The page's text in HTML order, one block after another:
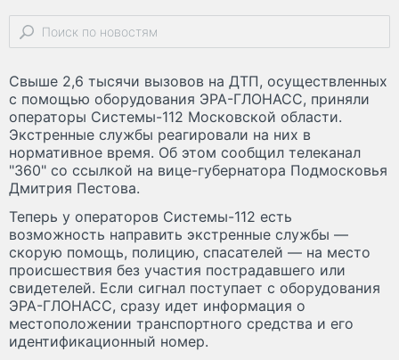
Свыше 2,6 тысячи вызовов на ДТП, осуществленных
с помощью оборудования ЭРА-ГЛОНАСС, приняли
операторы Системы-112 Московской области.
Экстренные службы реагировали на них в
нормативное время. Об этом сообщил телеканал
"360" со ссылкой на вице-губернатора Подмосковья
Дмитрия Пестова.
Теперь у операторов Системы-112 есть
возможность направить экстренные службы —
скорую помощь, полицию, спасателей — на место
происшествия без участия пострадавшего или
свидетелей. Если сигнал поступает с оборудования
ЭРА-ГЛОНАСС, сразу идет информация о
местоположении транспортного средства и его
идентификационный номер.